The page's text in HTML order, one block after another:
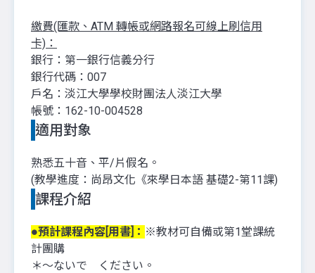
繳費(匯款、ATM 轉帳或網路報名可線上刷信用
卡)：
銀行：第一銀行信義分行
銀行代碼：007
戶名：淡江大學學校財團法人淡江大學
帳號：162-10-004528
適用對象
熟悉五十音、平/片假名。
(教學進度：尚昂文化《來學日本語 基礎2-第11課)
課程介紹
●預計課程內容[用書]： ※教材可自備或第1堂課統
計團購
＊〜ないで ください。